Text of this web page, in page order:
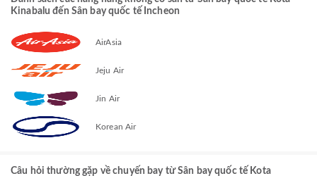
Kinabalu đến Sân bay quốc tế Incheon
AirAsia
Jeju Air
Jin Air
Korean Air
Câu hỏi thường gặp về chuyến bay từ Sân bay quốc tế Kota